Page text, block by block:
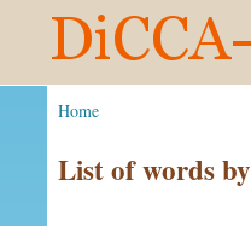
Home
List of words